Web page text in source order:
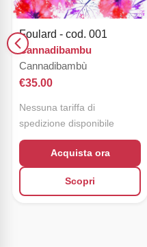
Foulard - cod. 001
Cannadibambu
Cannadibambù
€35.00
Nessuna tariffa di
spedizione disponibile
Acquista ora
Scopri